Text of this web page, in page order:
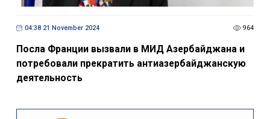
04:38 21 November 2024 964
Посла Франции вызвали в МИД Азербайджана и
потребовали прекратить антиазербайджанскую
деятельность